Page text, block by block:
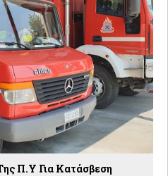
Π.Υ Για Κατάσβεση